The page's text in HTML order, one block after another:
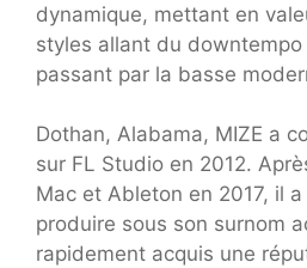
dynamique, mettant en
styles allant du downtempo
passant par la basse
Dothan, Alabama, MIZE a
sur FL Studio en 2012.
Mac et Ableton en 2017, il
produire sous son surnom
rapidement acquis une